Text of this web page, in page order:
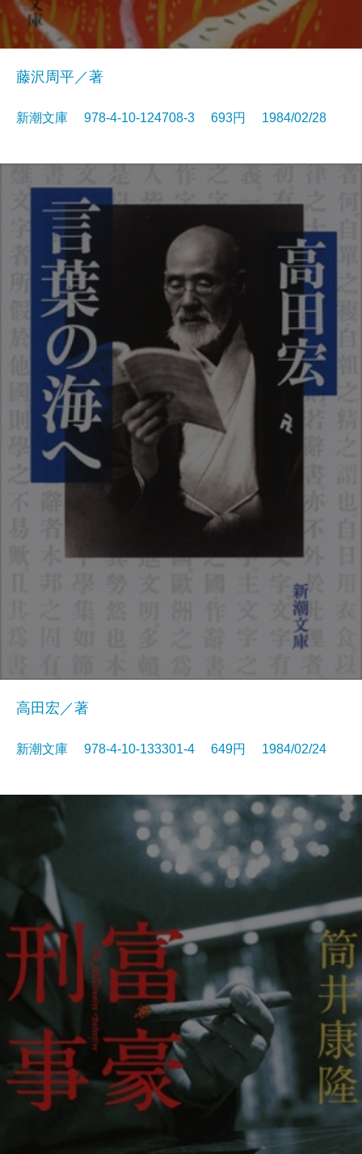
藤沢周平／著
新潮文庫 978-4-10-124708-3 693円 1984/02/28
高田宏／著
新潮文庫 978-4-10-133301-4 649円 1984/02/24